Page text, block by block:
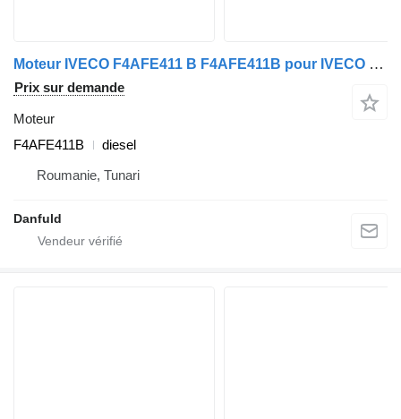
Moteur IVECO F4AFE411 B F4AFE411B pour IVECO Eurocargo
Prix sur demande
Moteur
F4AFE411B
diesel
Roumanie, Tunari
Danfuld